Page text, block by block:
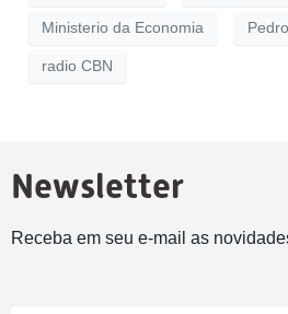
Ministerio da Economia
radio CBN
Newsletter
Receba em seu e-mail as